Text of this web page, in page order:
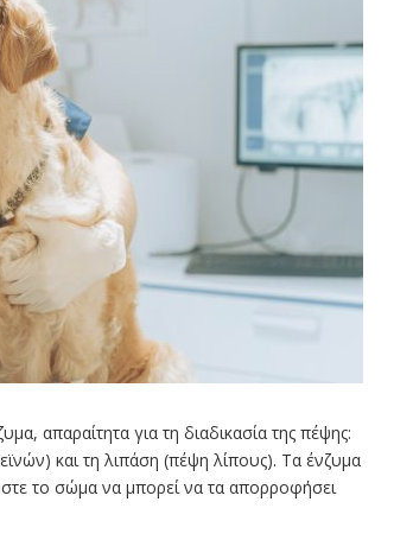
απαραίτητα για τη διαδικασία της πέψης:
και τη λιπάση (πέψη λίπους). Τα ένζυμα
το σώμα να μπορεί να τα απορροφήσει